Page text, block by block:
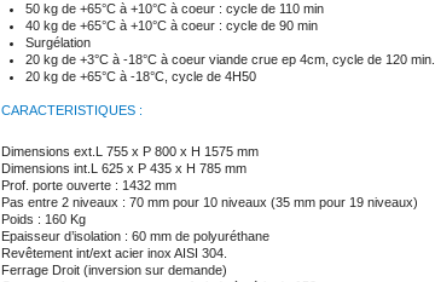
50 kg de +65°C à +10°C à coeur : cycle de 110 min
40 kg de +65°C à +10°C à coeur : cycle de 90 min
Surgélation
20 kg de +3°C à -18°C à coeur viande crue ep 4cm, cycle de 120 min.
20 kg de +65°C à -18°C, cycle de 4H50
CARACTERISTIQUES :
Dimensions ext.L 755 x P 800 x H 1575 mm
Dimensions int.L 625 x P 435 x H 785 mm
Prof. porte ouverte : 1432 mm
Pas entre 2 niveaux : 70 mm pour 10 niveaux (35 mm pour 19 niveaux)
Poids : 160 Kg
Epaisseur d’isolation : 60 mm de polyuréthane
Revêtement int/ext acier inox AISI 304.
Ferrage Droit (inversion sur demande)